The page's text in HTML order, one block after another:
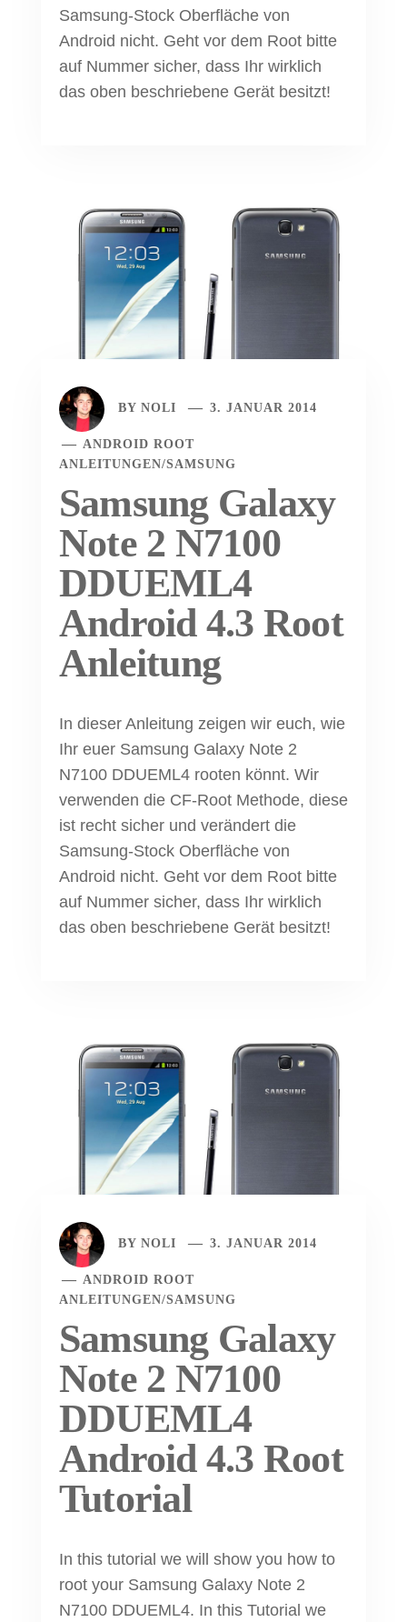
Samsung-Stock Oberfläche von
Android nicht. Geht vor dem Root bitte
auf Nummer sicher, dass Ihr wirklich
das oben beschriebene Gerät besitzt!
BY NOLI 3. JANUAR 2014
ANDROID ROOT
ANLEITUNGEN/SAMSUNG
Samsung Galaxy
Note 2 N7100
DDUEML4
Android 4.3 Root
Anleitung
In dieser Anleitung zeigen wir euch, wie
Ihr euer Samsung Galaxy Note 2
N7100 DDUEML4 rooten könnt. Wir
verwenden die CF-Root Methode, diese
ist recht sicher und verändert die
Samsung-Stock Oberfläche von
Android nicht. Geht vor dem Root bitte
auf Nummer sicher, dass Ihr wirklich
das oben beschriebene Gerät besitzt!
BY NOLI 3. JANUAR 2014
ANDROID ROOT
ANLEITUNGEN/SAMSUNG
Samsung Galaxy
Note 2 N7100
DDUEML4
Android 4.3 Root
Tutorial
In this tutorial we will show you how to
root your Samsung Galaxy Note 2
N7100 DDUEML4. In this Tutorial we